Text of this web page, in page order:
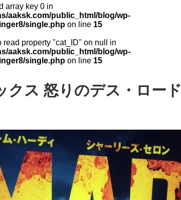
array key 0 in
aaksk.com/public_html/blog/wp-
single.php on line 15
read property "cat_ID" on null in
aaksk.com/public_html/blog/wp-
single.php on line 15
クス 怒りのデス・ロード